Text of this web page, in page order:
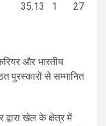
35.13 1 27
और भारतीय
पुरस्कारों से सम्मानित
द्वारा खेल के क्षेत्र में